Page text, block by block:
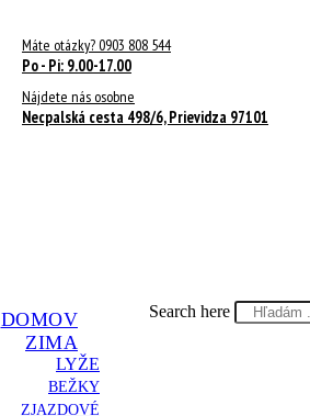
Máte otázky? 0903 808 544
Po - Pi: 9.00-17.00
Nájdete nás osobne
Necpalská cesta 498/6, Prievidza 97101
DOMOV
ZIMA
LYŽE
BEŽKY
ZJAZDOVÉ
Search here